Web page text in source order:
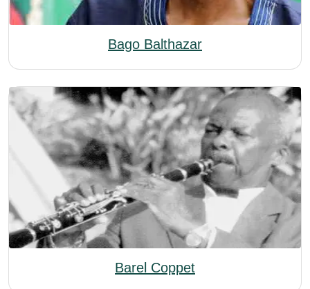
Bago Balthazar
Barel Coppet